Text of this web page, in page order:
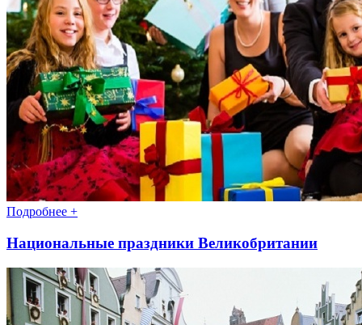
Подробнее +
Национальные праздники Великобритании